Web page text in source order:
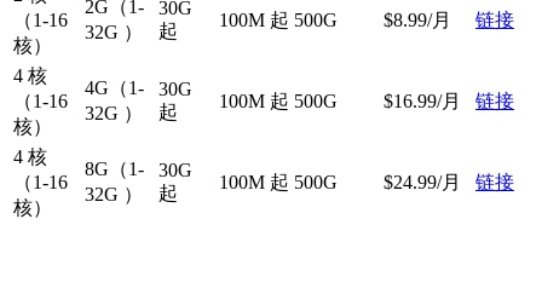
（1-16
核）
2G（1-
32G ）
30G
起
100M 起 500G $8.99/月 链接
4 核
（1-16
核）
4G（1-
32G ）
30G
起
100M 起 500G $16.99/月 链接
4 核
（1-16
核）
8G（1-
32G ）
30G
起
100M 起 500G $24.99/月 链接